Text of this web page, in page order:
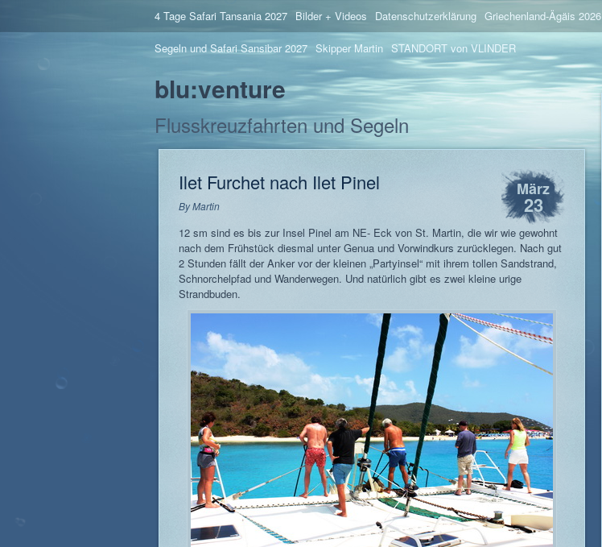
4 Tage Safari Tansania 2027 Bilder + Videos Datenschutzerklärung Griechenland-Ägäis 2026
Segeln und Safari Sansibar 2027 Skipper Martin STANDORT von VLINDER
blu:venture
Flusskreuzfahrten und Segeln
Ilet Furchet nach Ilet Pinel
ByMartin
März
23
12 sm sind es bis zur Insel Pinel am NE- Eck von St. Martin, die wir wie gewohnt
nach dem Frühstück diesmal unter Genua und Vorwindkurs zurücklegen. Nach gut
2 Stunden fällt der Anker vor der kleinen „Partyinsel“ mit ihrem tollen Sandstrand,
Schnorchelpfad und Wanderwegen. Und natürlich gibt es zwei kleine urige
Strandbuden.